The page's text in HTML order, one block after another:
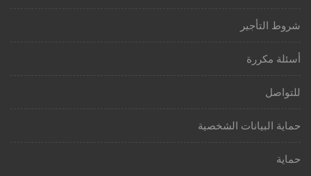
شروط التأجير
أسئلة مكررة
للتواصل
حماية البيانات الشخصية
حماية